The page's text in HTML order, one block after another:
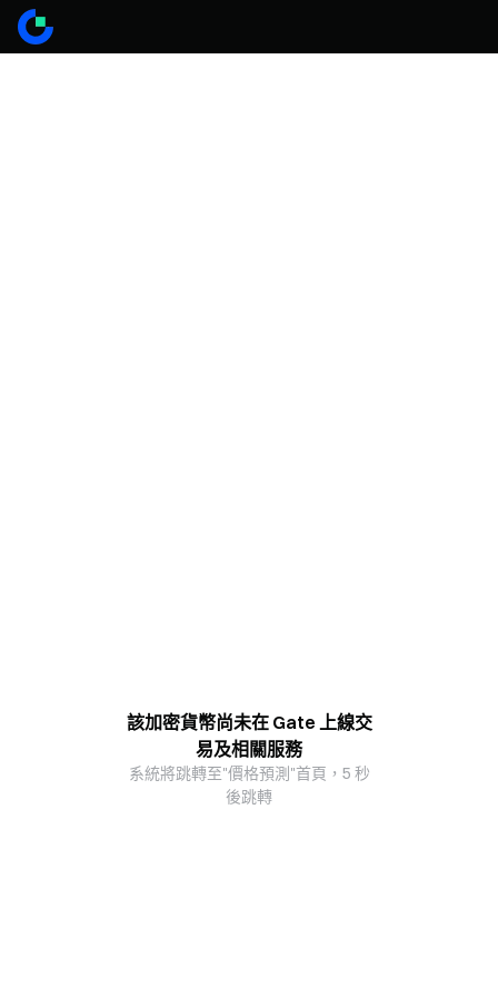
該加密貨幣尚未在 Gate 上線交
易及相關服務
系統將跳轉至"價格預測"首頁，5 秒
後跳轉